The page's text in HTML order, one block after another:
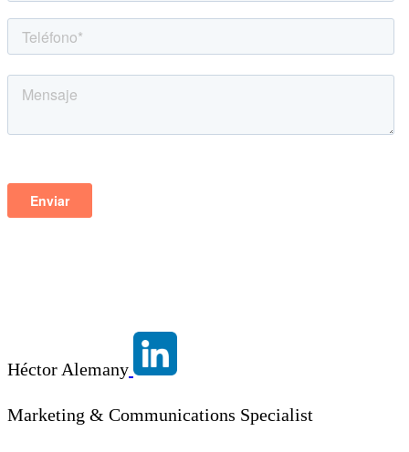
Héctor Alemany
Marketing & Communications Specialist